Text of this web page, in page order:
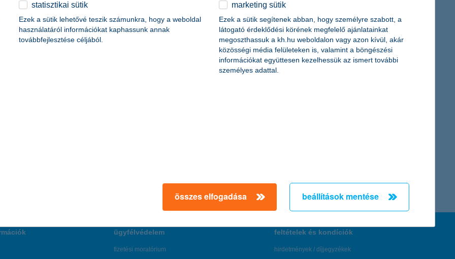
ügyfélvédelem
fizetési moratórium
feltételek és kondíciók
hirdetmények / díjjegyzékek
statisztikai sütik
Ezek a sütik lehetővé teszik számunkra, hogy a weboldal
használatáról információkat kaphassunk annak
továbbfejlesztése céljából.
marketing sütik
Ezek a sütik segítenek abban, hogy személyre szabott, a
látogató érdeklődési körének megfelelő ajánlatainkat
megoszthassuk a kh.hu weboldalon vagy azon kívül, akár
közösségi média felületeken is, valamint a böngészési
információkat együttesen kezelhessük az ismert további
személyes adattal.
összes elfogadása beállítások mentése